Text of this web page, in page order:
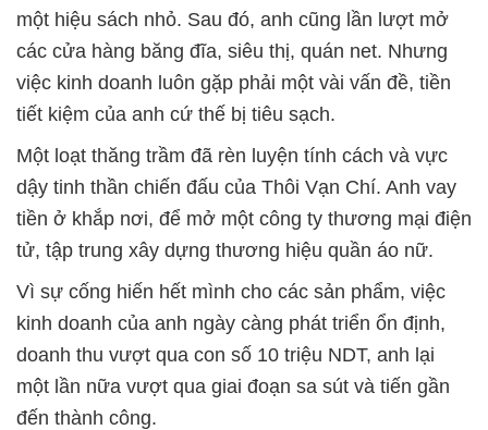
một hiệu sách nhỏ. Sau đó, anh cũng lần lượt mở
các cửa hàng băng đĩa, siêu thị, quán net. Nhưng
việc kinh doanh luôn gặp phải một vài vấn đề, tiền
tiết kiệm của anh cứ thế bị tiêu sạch.
Một loạt thăng trầm đã rèn luyện tính cách và vực
dậy tinh thần chiến đấu của Thôi Vạn Chí. Anh vay
tiền ở khắp nơi, để mở một công ty thương mại điện
tử, tập trung xây dựng thương hiệu quần áo nữ.
Vì sự cống hiến hết mình cho các sản phẩm, việc
kinh doanh của anh ngày càng phát triển ổn định,
doanh thu vượt qua con số 10 triệu NDT, anh lại
một lần nữa vượt qua giai đoạn sa sút và tiến gần
đến thành công.